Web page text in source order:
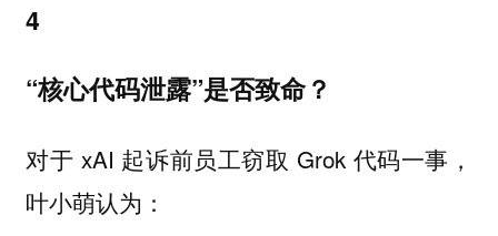
4
“核心代码泄露”是否致命？
对于 xAI 起诉前员工窃取 Grok 代码一事，
叶小萌认为：